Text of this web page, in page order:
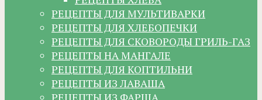
РЕЦЕПТЫ ДЛЯ МУЛЬТИВАРКИ
РЕЦЕПТЫ ДЛЯ ХЛЕБОПЕЧКИ
РЕЦЕПТЫ ДЛЯ СКОВОРОДЫ ГРИЛЬ-ГАЗ
РЕЦЕПТЫ НА МАНГАЛЕ
РЕЦЕПТЫ ДЛЯ КОПТИЛЬНИ
РЕЦЕПТЫ ИЗ ЛАВАША
РЕЦЕПТЫ ИЗ ФАРША